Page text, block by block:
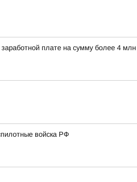
плате на сумму более 4
войска РФ